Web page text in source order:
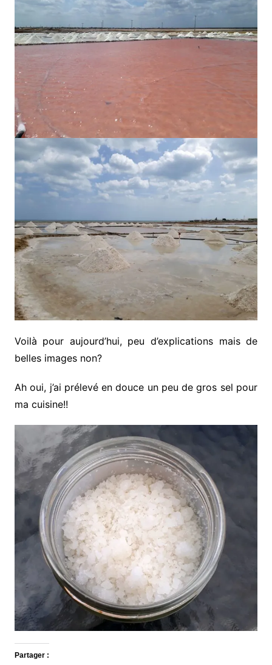
Voilà pour aujourd’hui, peu d’explications mais de
belles images non?
Ah oui, j’ai prélevé en douce un peu de gros sel pour
ma cuisine!!
Partager :